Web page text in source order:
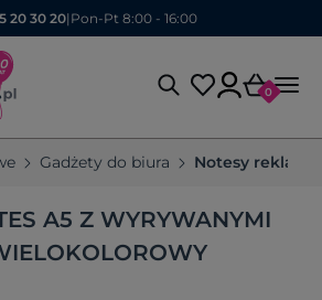
20 30 20| Pon-Pt 8:00 - 16:00
0
Gadżety do biura Notesy
A5 Z WYRYWANYMI